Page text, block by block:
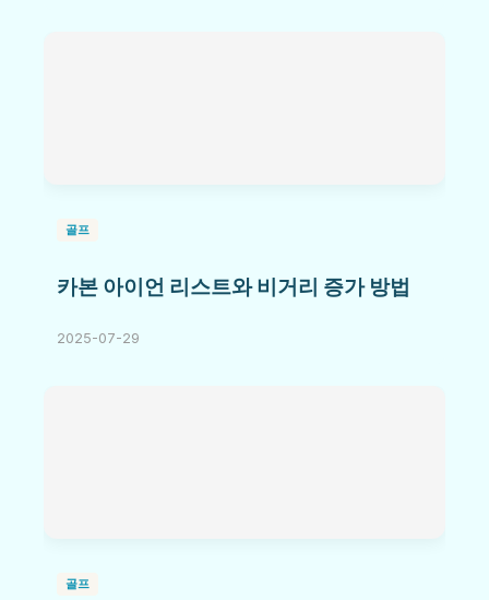
골프
카본 아이언 리스트와 비거리 증가 방법
2025-07-29
골프